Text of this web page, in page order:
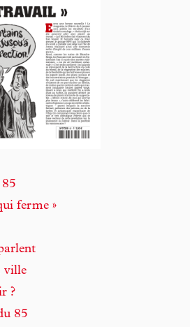
ferme »
ville
?
85